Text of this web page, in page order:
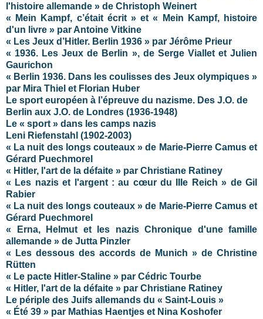
l'histoire allemande » de Christoph Weinert
« Mein Kampf, c’était écrit » et « Mein Kampf, histoire
d'un livre » par Antoine Vitkine
« Les Jeux d’Hitler. Berlin 1936 » par Jérôme Prieur
« 1936. Les Jeux de Berlin », de Serge Viallet et Julien
Gaurichon
« Berlin 1936. Dans les coulisses des Jeux olympiques »
par Mira Thiel et Florian Huber
Le sport européen à l’épreuve du nazisme. Des J.O. de
Berlin aux J.O. de Londres (1936-1948)
Le « sport » dans les camps nazis
Leni Riefenstahl (1902-2003)
« La nuit des longs couteaux » de Marie-Pierre Camus et
Gérard Puechmorel
« Hitler, l'art de la défaite » par Christiane Ratiney
« Les nazis et l'argent : au cœur du IIIe Reich » de Gil
Rabier
« La nuit des longs couteaux » de Marie-Pierre Camus et
Gérard Puechmorel
« Erna, Helmut et les nazis Chronique d'une famille
allemande » de Jutta Pinzler
« Les dessous des accords de Munich » de Christine
Rütten
« Le pacte Hitler-Staline » par Cédric Tourbe
« Hitler, l'art de la défaite » par Christiane Ratiney
Le périple des Juifs allemands du « Saint-Louis »
« Été 39 » par Mathias Haentjes et Nina Koshofer